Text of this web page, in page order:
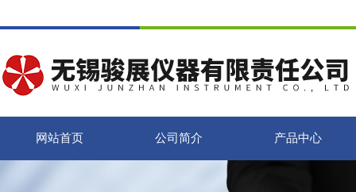
网站首页 公司简介 产品中心